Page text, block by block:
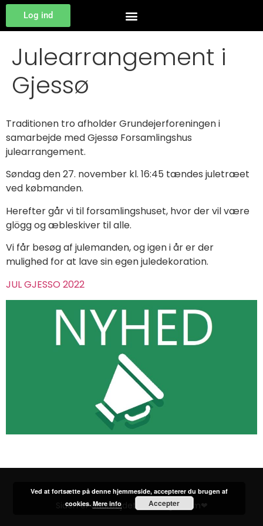
Log ind
Julearrangement i
Gjessø
Traditionen tro afholder Grundejerforeningen i
samarbejde med Gjessø Forsamlingshus
julearrangement.
Søndag den 27. november kl. 16:45 tændes juletræet
ved købmanden.
Herefter går vi til forsamlingshuset, hvor der vil være
glögg og æbleskiver til alle.
Vi får besøg af julemanden, og igen i år er der
mulighed for at lave sin egen juledekoration.
JUL GJESSO 2022
Siden er udarbejdet af VikingC.com❤
Ved at fortsætte på denne hjemmeside, accepterer du brugen af
cookies.Mere info Accepter